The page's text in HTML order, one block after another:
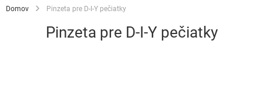
Domov Pinzeta pre D-I-Y pečiatky
Pinzeta pre D-I-Y pečiatky